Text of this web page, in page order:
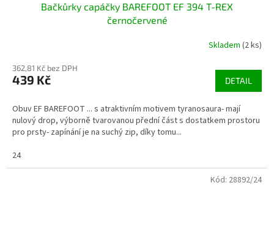
Bačkůrky capáčky BAREFOOT EF 394 T-REX
černočervené
Skladem (2 ks)
362,81 Kč bez DPH
439 Kč DETAIL
Obuv EF BAREFOOT ... s atraktivním motivem tyranosaura- mají
nulový drop, výborně tvarovanou přední část s dostatkem prostoru
pro prsty- zapínání je na suchý zip, díky tomu...
24
Kód: 28892/24